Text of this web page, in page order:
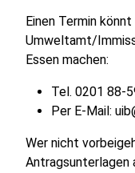
Einen Termin
Umweltamt/
Essen machen:
Tel. 0201 88-
Per E-Mail:
Wer nicht
Antragsunterlagen